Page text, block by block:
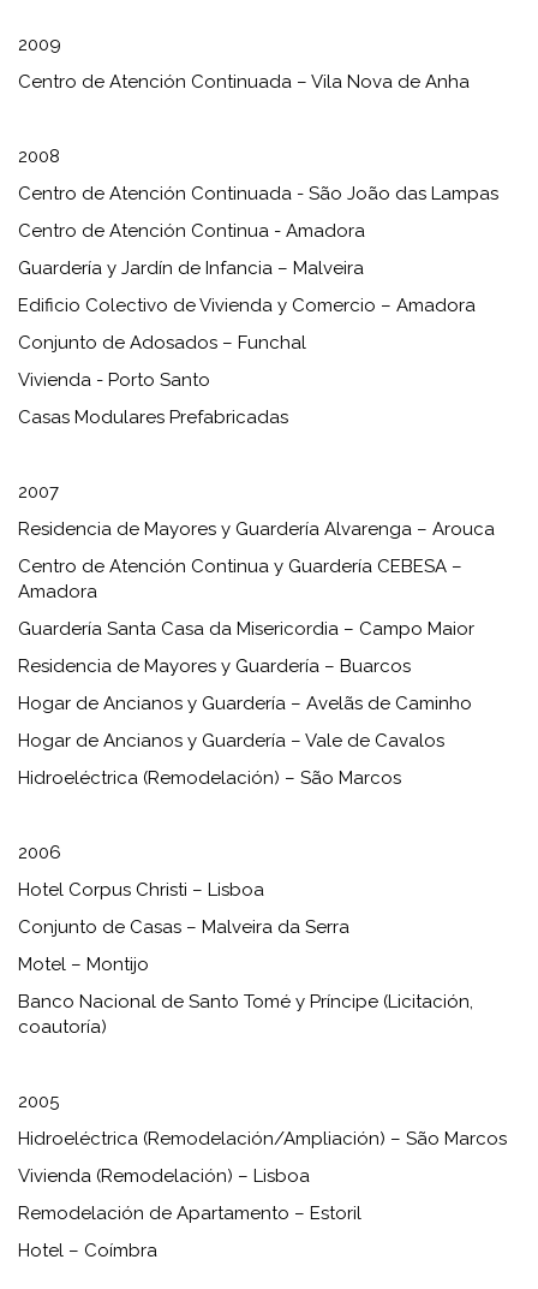
2009
Centro de Atención Continuada – Vila Nova de Anha
2008
Centro de Atención Continuada - São João das Lampas
Centro de Atención Continua - Amadora
Guardería y Jardín de Infancia – Malveira
Edificio Colectivo de Vivienda y Comercio – Amadora
Conjunto de Adosados ​​– Funchal
Vivienda - Porto Santo
Casas Modulares Prefabricadas
2007
Residencia de Mayores y Guardería Alvarenga – Arouca
Centro de Atención Continua y Guardería CEBESA –
Amadora
Guardería Santa Casa da Misericordia – Campo Maior
Residencia de Mayores y Guardería – Buarcos
Hogar de Ancianos y Guardería – Avelãs de Caminho
Hogar de Ancianos y Guardería – Vale de Cavalos
Hidroeléctrica (Remodelación) – São Marcos
2006
Hotel Corpus Christi – Lisboa
Conjunto de Casas – Malveira da Serra
Motel – Montijo
Banco Nacional de Santo Tomé y Príncipe (Licitación,
coautoría)
2005
Hidroeléctrica (Remodelación/Ampliación) – São Marcos
Vivienda (Remodelación) – Lisboa
Remodelación de Apartamento – Estoril
Hotel – Coímbra